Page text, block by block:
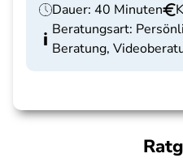
Dauer: 40 Minuten
Beratungsart:
Beratung,